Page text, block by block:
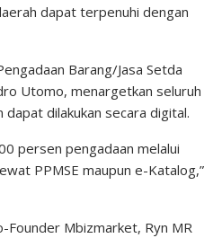
dapat terpenuhi dengan
Barang/Jasa Setda
Utomo, menargetkan seluruh
dilakukan secara digital.
persen pengadaan melalui
PPMSE maupun e-Katalog,”
Founder Mbizmarket, Ryn MR